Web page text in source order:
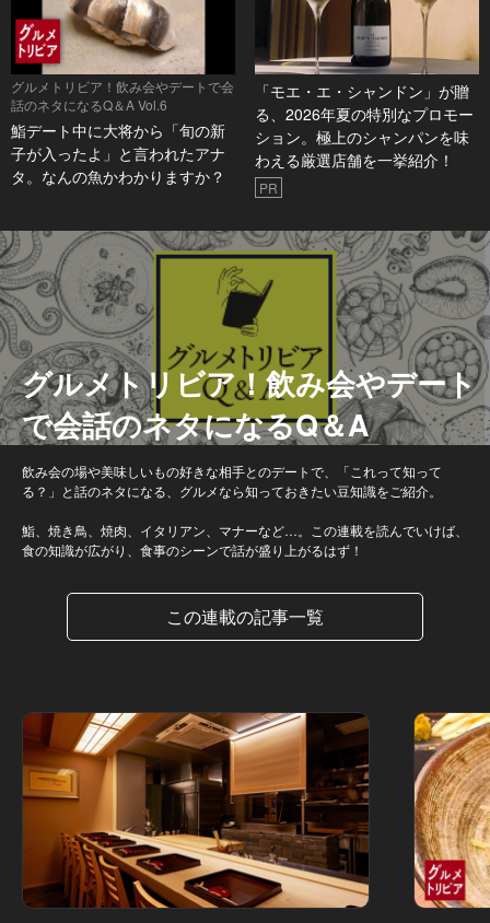
グルメトリビア！飲み会やデートで会
話のネタになるQ＆A Vol.6
鮨デート中に大将から「旬の新
子が入ったよ」と言われたアナ
タ。なんの魚かわかりますか？
「モエ・エ・シャンドン」が贈
る、2026年夏の特別なプロモー
ション。極上のシャンパンを味
わえる厳選店舗を一挙紹介！
PR
グルメトリビア！飲み会やデート
で会話のネタになるQ＆A
飲み会の場や美味しいもの好きな相手とのデートで、「これって知って
る？」と話のネタになる、グルメなら知っておきたい豆知識をご紹介。
鮨、焼き鳥、焼肉、イタリアン、マナーなど…。この連載を読んでいけば、
食の知識が広がり、食事のシーンで話が盛り上がるはず！
この連載の記事一覧